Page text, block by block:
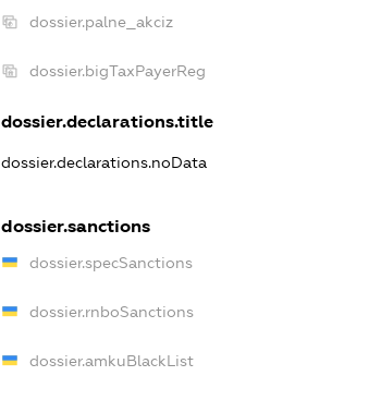
dossier.palne_akciz
dossier.bigTaxPayerReg
dossier.declarations.title
dossier.declarations.noData
dossier.sanctions
dossier.specSanctions
dossier.rnboSanctions
dossier.amkuBlackList